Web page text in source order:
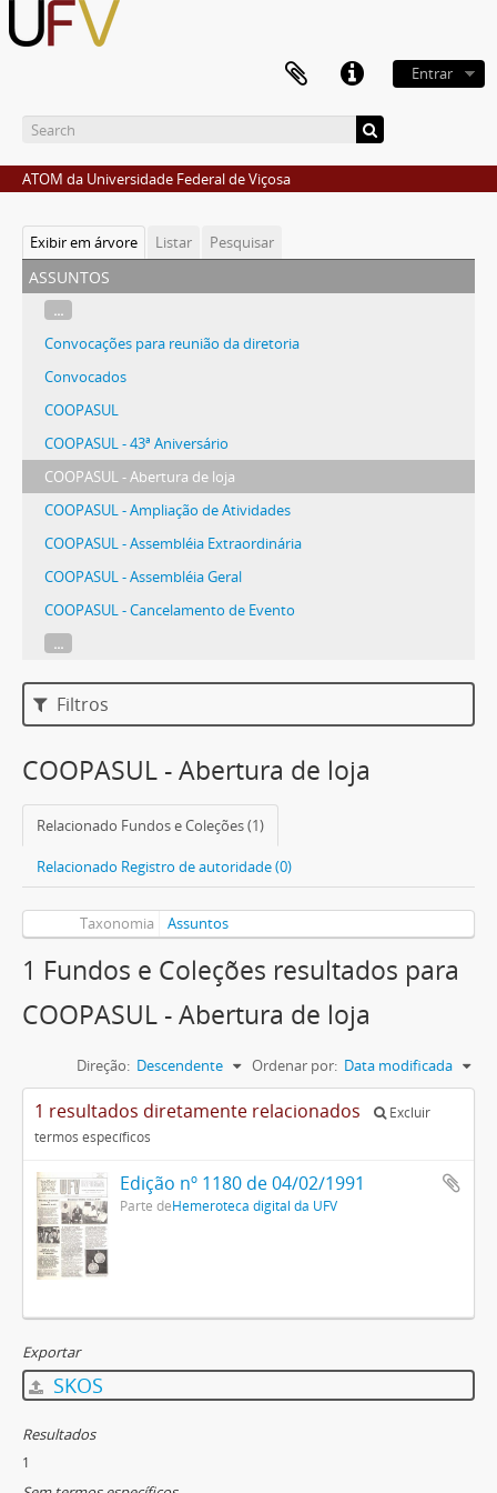
Entrar
ATOM da Universidade Federal de Viçosa
Exibir em árvore Listar Pesquisar
assuntos
...
Convocações para reunião da diretoria
Convocados
COOPASUL
COOPASUL - 43ª Aniversário
COOPASUL - Abertura de loja
COOPASUL - Ampliação de Atividades
COOPASUL - Assembléia Extraordinária
COOPASUL - Assembléia Geral
COOPASUL - Cancelamento de Evento
...
Filtros
COOPASUL - Abertura de loja
Relacionado Fundos e Coleções (1)
Relacionado Registro de autoridade (0)
Taxonomia Assuntos
1 Fundos e Coleções resultados para
COOPASUL - Abertura de loja
Ordenar por: Data modificada
Direção: Descendente
1 resultados diretamente relacionados
Excluir
termos específicos
Edição nº 1180 de 04/02/1991
Parte deHemeroteca digital da UFV
Exportar
SKOS
Resultados
1